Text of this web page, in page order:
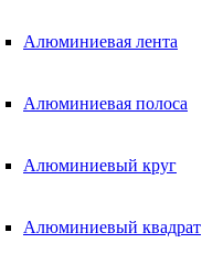
Алюминиевая лента
Алюминиевая полоса
Алюминиевый круг
Алюминиевый квадрат